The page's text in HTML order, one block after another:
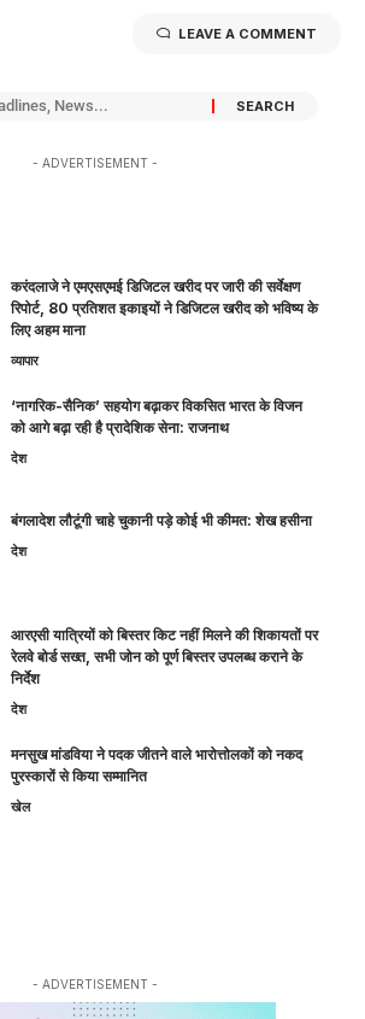
LEAVE A COMMENT
- ADVERTISEMENT -
करंदलाजे ने एमएसएमई डिजिटल खरीद पर जारी की सर्वेक्षण
रिपोर्ट, 80 प्रतिशत इकाइयों ने डिजिटल खरीद को भविष्य के
लिए अहम माना
व्यापार
‘नागरिक-सैनिक’ सहयोग बढ़ाकर विकसित भारत के विजन
को आगे बढ़ा रही है प्रादेशिक सेना: राजनाथ
देश
बंगलादेश लौटूंगी चाहे चुकानी पड़े कोई भी कीमत: शेख हसीना
देश
आरएसी यात्रियों को बिस्तर किट नहीं मिलने की शिकायतों पर
रेलवे बोर्ड सख्त, सभी जोन को पूर्ण बिस्तर उपलब्ध कराने के
निर्देश
देश
मनसुख मांडविया ने पदक जीतने वाले भारोत्तोलकों को नकद
पुरस्कारों से किया सम्मानित
खेल
- ADVERTISEMENT -